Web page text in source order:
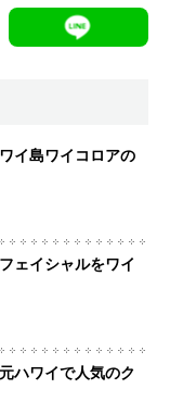
イ島ワイコロアの
ェイシャルをワイ
ハワイで人気のク